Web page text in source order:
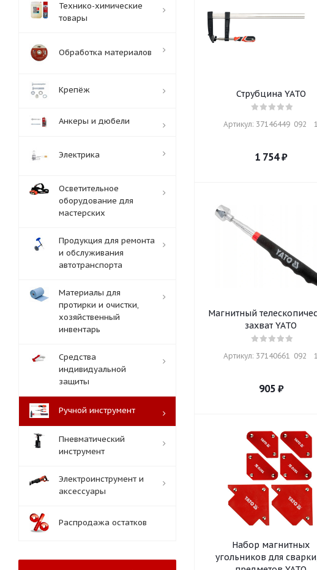
Струбцина YATO
Артикул: 37146449  092    1
1 754₽
Магнитный
захват YATO
Артикул: 37140661  092    1
905₽
Набор магнитных
угольников для
Технико-химические
товары
Обработка материалов
Крепёж
Анкеры и дюбели
Электрика
Осветительное
оборудование для
мастерских
Продукция для ремонта
и обслуживания
автотранспорта
Материалы для
протирки и очистки,
хозяйственный
инвентарь
Средства
индивидуальной
защиты
Ручной инструмент
Пневматический
инструмент
Электроинструмент и
аксессуары
Распродажа остатков